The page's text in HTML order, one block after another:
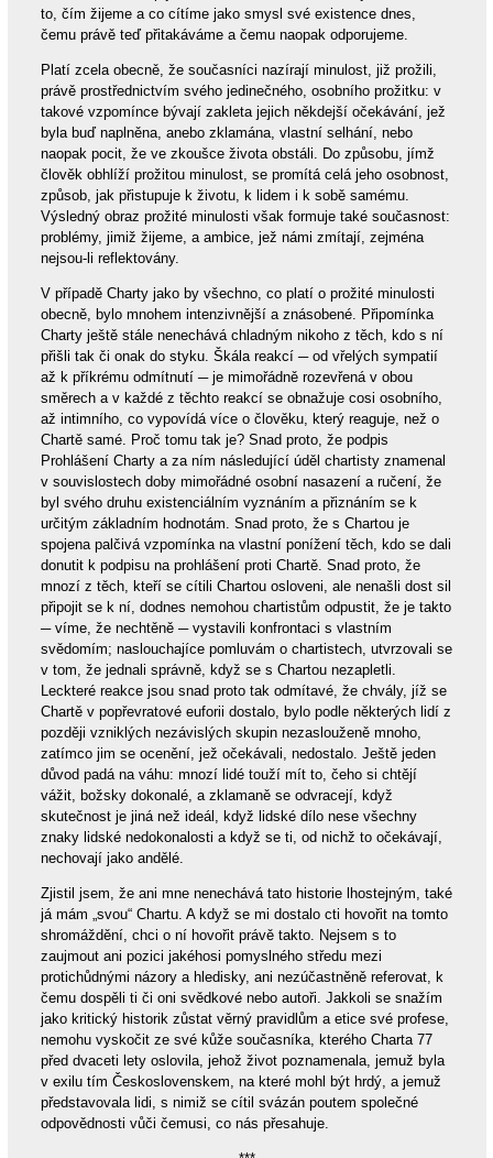
to, čím žijeme a co cítíme jako smysl své existence dnes,
čemu právě teď přitakáváme a čemu naopak odporujeme.
Platí zcela obecně, že současníci nazírají minulost, již prožili,
právě prostřednictvím svého jedinečného, osobního prožitku: v
takové vzpomínce bývají zakleta jejich někdejší očekávání, jež
byla buď naplněna, anebo zklamána, vlastní selhání, nebo
naopak pocit, že ve zkoušce života obstáli. Do způsobu, jímž
člověk obhlíží prožitou minulost, se promítá celá jeho osobnost,
způsob, jak přistupuje k životu, k lidem i k sobě samému.
Výsledný obraz prožité minulosti však formuje také současnost:
problémy, jimiž žijeme, a ambice, jež námi zmítají, zejména
nejsou-li reflektovány.
V případě Charty jako by všechno, co platí o prožité minulosti
obecně, bylo mnohem intenzivnější a znásobené. Připomínka
Charty ještě stále nenechává chladným nikoho z těch, kdo s ní
přišli tak či onak do styku. Škála reakcí ─ od vřelých sympatií
až k příkrému odmítnutí ─ je mimořádně rozevřená v obou
směrech a v každé z těchto reakcí se obnažuje cosi osobního,
až intimního, co vypovídá více o člověku, který reaguje, než o
Chartě samé. Proč tomu tak je? Snad proto, že podpis
Prohlášení Charty a za ním následující úděl chartisty znamenal
v souvislostech doby mimořádné osobní nasazení a ručení, že
byl svého druhu existenciálním vyznáním a přiznáním se k
určitým základním hodnotám. Snad proto, že s Chartou je
spojena palčivá vzpomínka na vlastní ponížení těch, kdo se dali
donutit k podpisu na prohlášení proti Chartě. Snad proto, že
mnozí z těch, kteří se cítili Chartou osloveni, ale nenašli dost sil
připojit se k ní, dodnes nemohou chartistům odpustit, že je takto
─ víme, že nechtěně ─ vystavili konfrontaci s vlastním
svědomím; naslouchajíce pomluvám o chartistech, utvrzovali se
v tom, že jednali správně, když se s Chartou nezapletli.
Leckteré reakce jsou snad proto tak odmítavé, že chvály, jíž se
Chartě v popřevratové euforii dostalo, bylo podle některých lidí z
později vzniklých nezávislých skupin nezaslouženě mnoho,
zatímco jim se ocenění, jež očekávali, nedostalo. Ještě jeden
důvod padá na váhu: mnozí lidé touží mít to, čeho si chtějí
vážit, božsky dokonalé, a zklamaně se odvracejí, když
skutečnost je jiná než ideál, když lidské dílo nese všechny
znaky lidské nedokonalosti a když se ti, od nichž to očekávají,
nechovají jako andělé.
Zjistil jsem, že ani mne nenechává tato historie lhostejným, také
já mám „svou“ Chartu. A když se mi dostalo cti hovořit na tomto
shromáždění, chci o ní hovořit právě takto. Nejsem s to
zaujmout ani pozici jakéhosi pomyslného středu mezi
protichůdnými názory a hledisky, ani nezúčastněně referovat, k
čemu dospěli ti či oni svědkové nebo autoři. Jakkoli se snažím
jako kritický historik zůstat věrný pravidlům a etice své profese,
nemohu vyskočit ze své kůže současníka, kterého Charta 77
před dvaceti lety oslovila, jehož život poznamenala, jemuž byla
v exilu tím Československem, na které mohl být hrdý, a jemuž
představovala lidi, s nimiž se cítil svázán poutem společné
odpovědnosti vůči čemusi, co nás přesahuje.